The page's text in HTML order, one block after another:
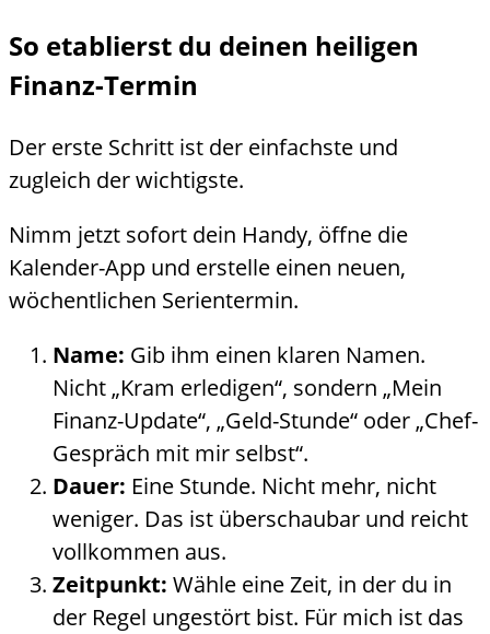
So etablierst du deinen heiligen
Finanz-Termin
Der erste Schritt ist der einfachste und
zugleich der wichtigste.
Nimm jetzt sofort dein Handy, öffne die
Kalender-App und erstelle einen neuen,
wöchentlichen Serientermin.
Name: Gib ihm einen klaren Namen.
Nicht „Kram erledigen“, sondern „Mein
Finanz-Update“, „Geld-Stunde“ oder „Chef-
Gespräch mit mir selbst“.
Dauer: Eine Stunde. Nicht mehr, nicht
weniger. Das ist überschaubar und reicht
vollkommen aus.
Zeitpunkt: Wähle eine Zeit, in der du in
der Regel ungestört bist. Für mich ist das